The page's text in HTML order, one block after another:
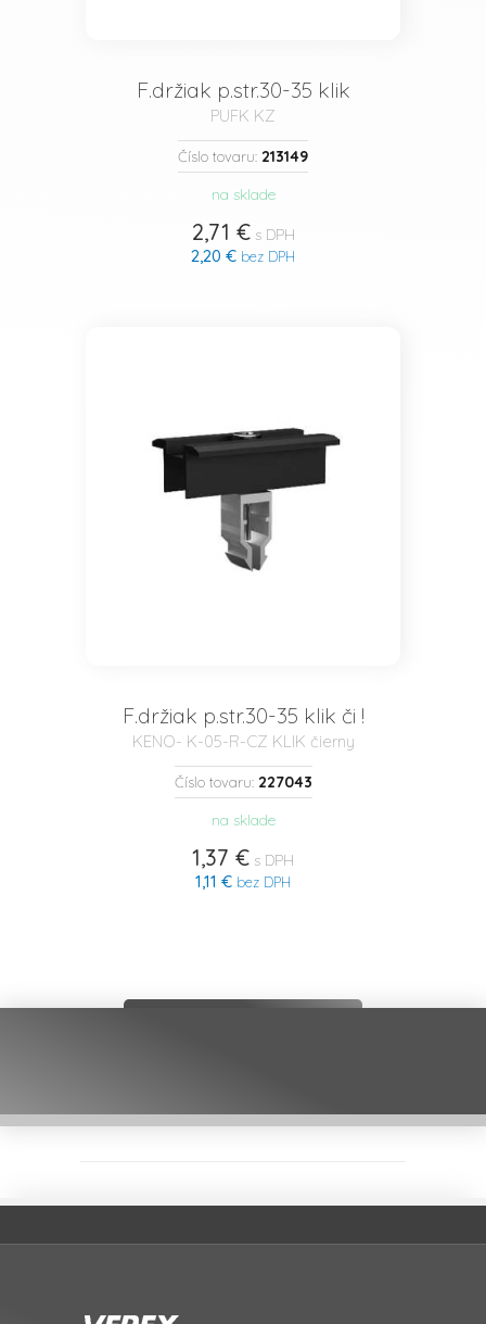
F.držiak p.str.30-35 klik
PUFK KZ
Číslo tovaru: 213149
na sklade
2,71 €s DPH
2,20 € bez DPH
F.držiak p.str.30-35 klik či !
KENO- K-05-R-CZ KLIK čierny
Číslo tovaru: 227043
na sklade
1,37 € s DPH
1,11 € bez DPH